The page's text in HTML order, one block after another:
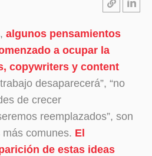
algunos pensamientos
a ocupar la
copywriters y content
desaparecerá”, “no
de crecer
reemplazados”, son
comunes. El
de estas ideas